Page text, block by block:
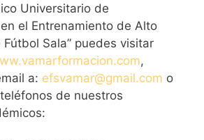
Universitario de
el Entrenamiento de Alto
Sala” puedes visitar
,
a: efsvamar@gmail.com o
de nuestros